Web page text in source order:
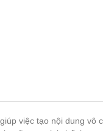
việc tạo nội dung